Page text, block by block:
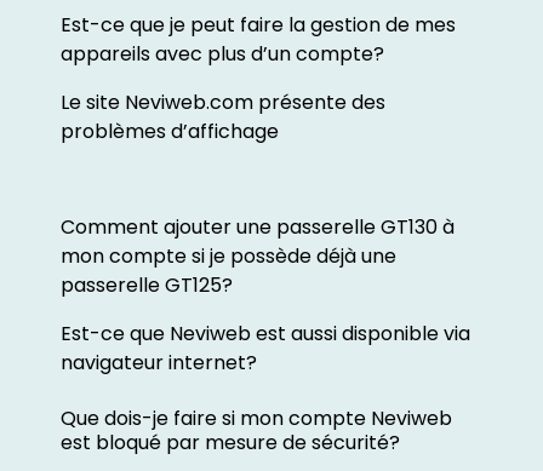
Est-ce que je peut faire la gestion de mes
appareils avec plus d’un compte?
Le site Neviweb.com présente des
problèmes d’affichage
Comment ajouter une passerelle GT130 à
mon compte si je possède déjà une
passerelle GT125?
Est-ce que Neviweb est aussi disponible via
navigateur internet?
Que dois-je faire si mon compte Neviweb
est bloqué par mesure de sécurité?